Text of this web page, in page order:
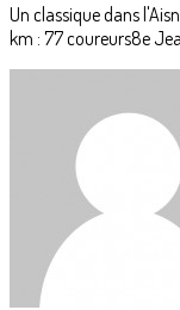
Un classique dans
km : 77 coureurs8e